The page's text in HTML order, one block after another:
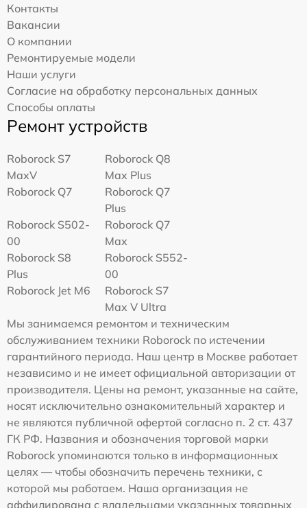
Контакты
Вакансии
О компании
Ремонтируемые модели
Наши услуги
Согласие на обработку персональных данных
Способы оплаты
Ремонт устройств
Roborock S7
MaxV
Roborock Q8
Max Plus
Roborock Q7
Roborock Q7
Plus
Roborock S502-
00
Roborock Q7
Max
Roborock S8
Plus
Roborock S552-
00
Roborock Jet M6
Roborock S7
Max V Ultra
Мы занимаемся ремонтом и техническим
обслуживанием техники Roborock по истечении
гарантийного периода. Наш центр в Москве работает
независимо и не имеет официальной авторизации от
производителя. Цены на ремонт, указанные на сайте,
носят исключительно ознакомительный характер и
не являются публичной офертой согласно п. 2 ст. 437
ГК РФ. Названия и обозначения торговой марки
Roborock упоминаются только в информационных
целях — чтобы обозначить перечень техники, с
которой мы работаем. Наша организация не
аффилирована с владельцами указанных товарных